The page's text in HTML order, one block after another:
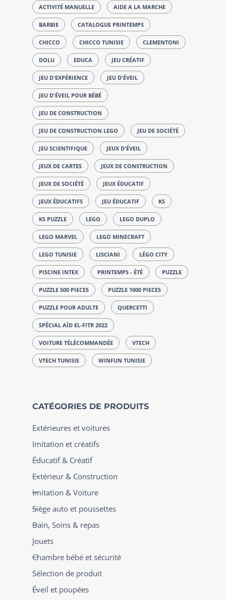
ACTIVITÉ MANUELLE AIDE A LA MARCHE
BARBIE CATALOGUE PRINTEMPS
CHICCO CHICCO TUNISIE CLEMENTONI
DOLU EDUCA JEU CRÉATIF
JEU D'EXPÉRIENCE JEU D'ÉVEIL
JEU D'ÉVEIL POUR BÉBÉ
JEU DE CONSTRUCTION
JEU DE CONSTRUCTION LEGO JEU DE SOCIÉTÉ
JEU SCIENTIFIQUE JEUX D'ÉVEIL
JEUX DE CARTES JEUX DE CONSTRUCTION
JEUX DE SOCIÉTÉ JEUX ÉDUCATIF
JEUX ÉDUCATIFS JEU ÉDUCATIF KS
KS PUZZLE LEGO LEGO DUPLO
LEGO MARVEL LEGO MINECRAFT
LEGO TUNISIE LISCIANI LÉGO CITY
PISCINE INTEX PRINTEMPS - ÉTÉ PUZZLE
PUZZLE 500 PIECES PUZZLE 1000 PIECES
PUZZLE POUR ADULTE QUERCETTI
SPÉCIAL AÏD EL-FITR 2022
VOITURE TÉLÉCOMMANDÉE VTECH
VTECH TUNISIE WINFUN TUNISIE
CATÉGORIES DE PRODUITS
Extérieures et voitures
Imitation et créatifs
Éducatif & Créatif
Extérieur & Construction
Imitation & Voiture
Siège auto et poussettes
Bain, Soins & repas
Jouets
Chambre bébé et sécurité
Sélection de produit
Éveil et poupées